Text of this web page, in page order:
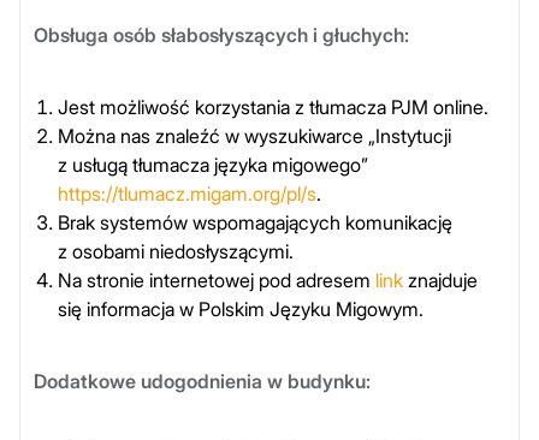
Obsługa osób słabosłyszących i głuchych:
Jest możliwość korzystania z tłumacza PJM online.
Można nas znaleźć w wyszukiwarce „Instytucji
z usługą tłumacza języka migowego”
https://tlumacz.migam.org/pl/s.
Brak systemów wspomagających komunikację
z osobami niedosłyszącymi.
Na stronie internetowej pod adresem link znajduje
się informacja w Polskim Języku Migowym.
Dodatkowe udogodnienia w budynku: